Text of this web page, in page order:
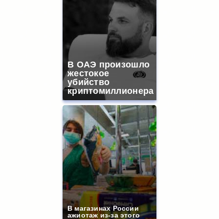
В ОАЭ произошло
жестокое
убийство
криптомиллионера
В магазинах России
ажиотаж из-за этого